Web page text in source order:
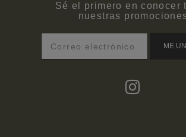
Sé el primero en conocer
nuestras
ME